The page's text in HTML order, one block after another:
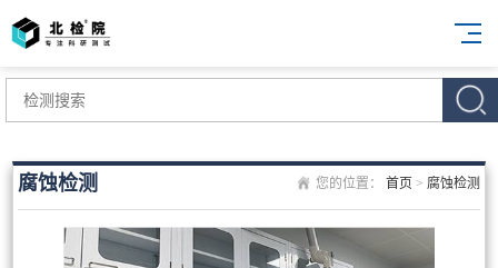
您的位置： 首页 > 腐蚀检测
腐蚀检测